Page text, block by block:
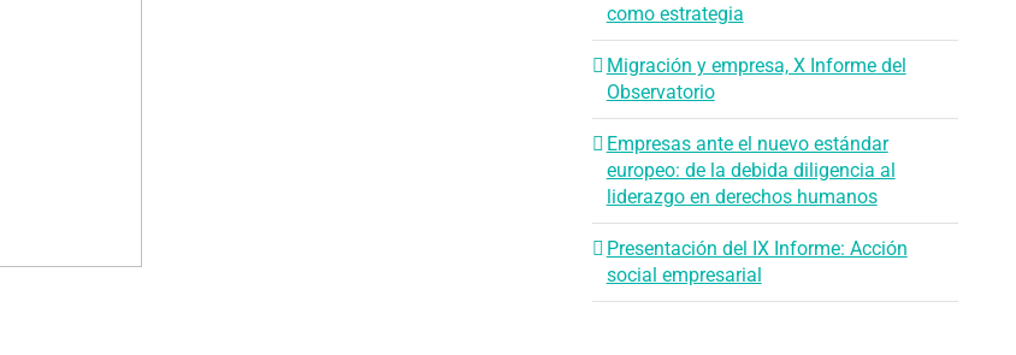
como estrategia
Migración y empresa, X Informe del
Observatorio
Empresas ante el nuevo estándar
europeo: de la debida diligencia al
liderazgo en derechos humanos
Presentación del IX Informe: Acción
social empresarial